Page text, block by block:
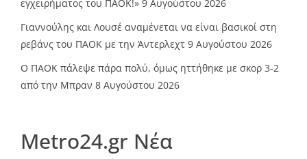
εγχειρήματος του ΠΑΟΚ!» 9 Αυγούστου 2026
Γιαννούλης και Λουσέ αναμένεται να είναι βασικοί στη
ρεβάνς του ΠΑΟΚ με την Άντερλεχτ 9 Αυγούστου 2026
Ο ΠΑΟΚ πάλεψε πάρα πολύ, όμως ηττήθηκε με σκορ 3-2
από την Μπραν 8 Αυγούστου 2026
Metro24.gr Νέα